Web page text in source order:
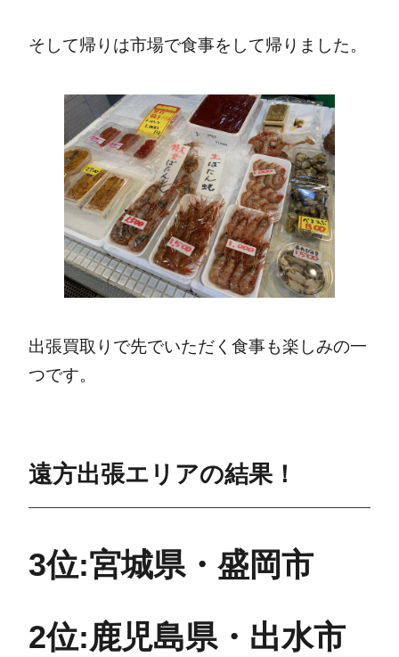
そして帰りは市場で食事をして帰りました。
出張買取りで先でいただく食事も楽しみの一
つです。
遠方出張エリアの結果！
3位:宮城県・盛岡市
2位:鹿児島県・出水市